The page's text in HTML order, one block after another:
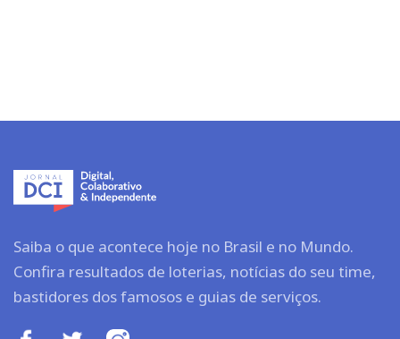
Saiba o que acontece hoje no Brasil e no Mundo.
Confira resultados de loterias, notícias do seu time,
bastidores dos famosos e guias de serviços.